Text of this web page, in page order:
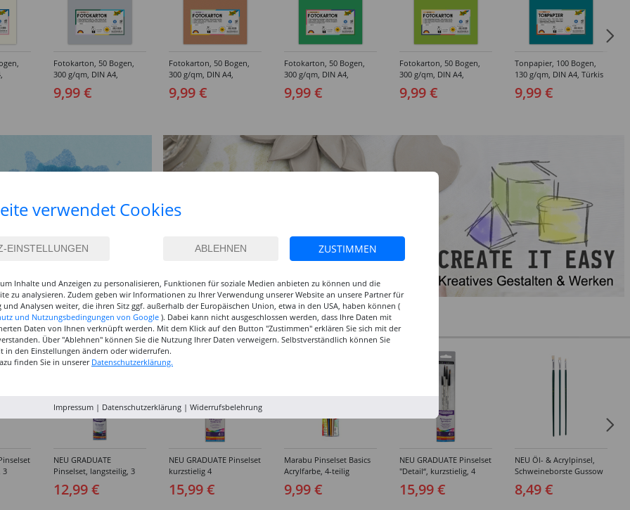
Fotokarton, 50 Bogen,
300 g/qm, DIN A4,
Hellgrau
9,99 €
Fotokarton, 50 Bogen,
300 g/qm, DIN A4,
Hellbraun
9,99 €
Fotokarton, 50 Bogen,
300 g/qm, DIN A4,
Smaragd
9,99 €
Fotokarton, 50 Bogen,
300 g/qm, DIN A4,
Maigrün
9,99 €
Tonpapier, 100 Bogen,
130 g/qm, DIN A4, Türkis
9,99 €
3
NEU GRADUATE
Pinselset, langsteilig, 3
12,99 €
NEU GRADUATE Pinselset
kurzstielig 4
15,99 €
Marabu Pinselset Basics
Acrylfarbe, 4-teilig
9,99 €
NEU GRADUATE Pinselset
"Detail“, kurzstielig, 4
15,99 €
NEU Öl- & Acrylpinsel,
Schweineborste Gussow
8,49 €
verwendet Cookies
ZUSTIMMEN
Inhalte und Anzeigen zu personalisieren, Funktionen für soziale Medien anbieten zu können und die
zu analysieren. Zudem geben wir Informationen zu Ihrer Verwendung unserer Website an unsere Partner für
und Analysen weiter, die ihren Sitz ggf. außerhalb der Europäischen Union, etwa in den USA, haben können (
und Nutzungsbedingungen von Google ). Dabei kann nicht ausgeschlossen werden, dass Ihre Daten mit
Daten von Ihnen verknüpft werden. Mit dem Klick auf den Button "Zustimmen" erklären Sie sich mit der
Über "Ablehnen" können Sie die Nutzung Ihrer Daten verweigern. Selbstverständlich können Sie
in den Einstellungen ändern oder widerrufen.
finden Sie in unserer Datenschutzerklärung.
Impressum| Datenschutzerklärung| Widerrufsbelehrung